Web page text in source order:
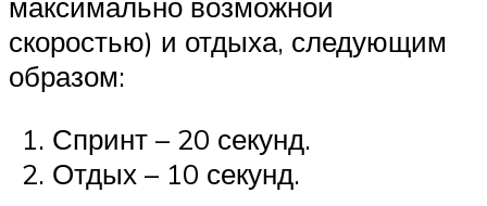
скоростью) и отдыха, следующим
образом:
Спринт – 20 секунд.
Отдых – 10 секунд.